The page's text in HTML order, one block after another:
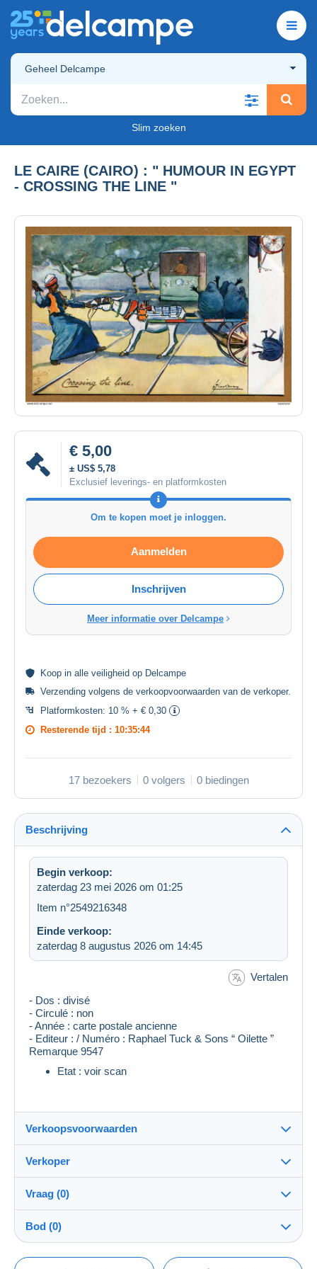
Geheel Delcampe
Slim zoeken
LE CAIRE (CAIRO) : " HUMOUR IN EGYPT
- CROSSING THE LINE "
€ 5,00
± US$ 5,78
Exclusief leverings- en platformkosten
Om te kopen moet je inloggen.
Aanmelden
Inschrijven
Meer informatie over Delcampe
Koop in alle veiligheid op Delcampe
Verzending volgens de verkoopvoorwaarden van de verkoper.
Platformkosten: 10 % + € 0,30
Resterende tijd : 10:35:44
17 bezoekers 0 volgers 0 biedingen
Beschrijving
Begin verkoop:
zaterdag 23 mei 2026 om 01:25
Item n°2549216348
Einde verkoop:
zaterdag 8 augustus 2026 om 14:45
Vertalen
- Dos : divisé
- Circulé : non
- Année : carte postale ancienne
- Editeur : / Numéro : Raphael Tuck & Sons “ Oilette ”
Remarque 9547
Etat : voir scan
Verkoopsvoorwaarden
Bestemming:
Zie de lijst van landen
Verzending:
Verzending na betaling
Verkoper
superpna100%(17021x)
Winkel
Vraag (0)
Bod (0)
De verkoop zal met één minuut worden verlengd